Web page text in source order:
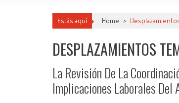
Estás aquí Home >
DESPLAZAMIENTOS
La Revisión De La
Implicaciones Laborales